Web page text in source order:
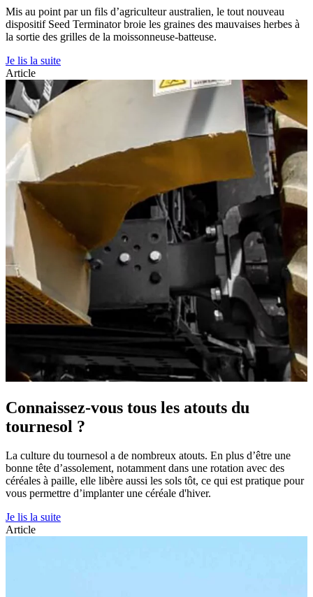
Mis au point par un fils d’agriculteur australien, le tout nouveau
dispositif Seed Terminator broie les graines des mauvaises herbes à
la sortie des grilles de la moissonneuse-batteuse.
Je lis la suite
Article
Connaissez-vous tous les atouts du
tournesol ?
La culture du tournesol a de nombreux atouts. En plus d’être une
bonne tête d’assolement, notamment dans une rotation avec des
céréales à paille, elle libère aussi les sols tôt, ce qui est pratique pour
vous permettre d’implanter une céréale d'hiver.
Je lis la suite
Article